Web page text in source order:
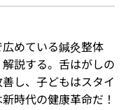
めている鍼灸整体
説する。舌はがしの
し、子どもはスタイ
時代の健康革命だ！